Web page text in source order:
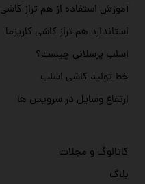
کاتالوگ و مجلات
بلاگ
آموزش استفاده از هم تراز کاشی
استاندارد هم تراز کاشی کاریزما
اسلب پرسلانی چیست؟
خط تولید کاشی اسلب
ارتفاع وسایل در سرویس ها